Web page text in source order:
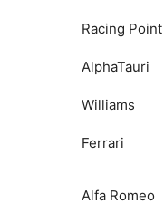
Racing Point
AlphaTauri
Williams
Ferrari
Alfa Romeo